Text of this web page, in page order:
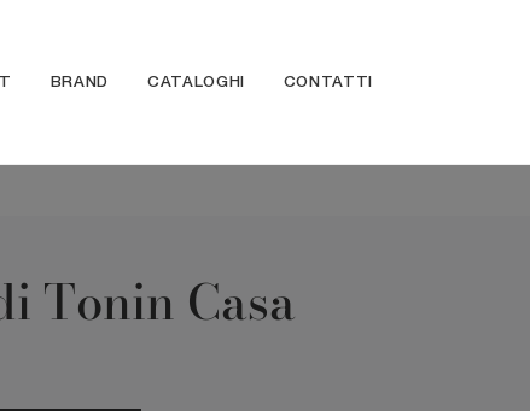
BRAND CATALOGHI CONTATTI
Tonin Casa